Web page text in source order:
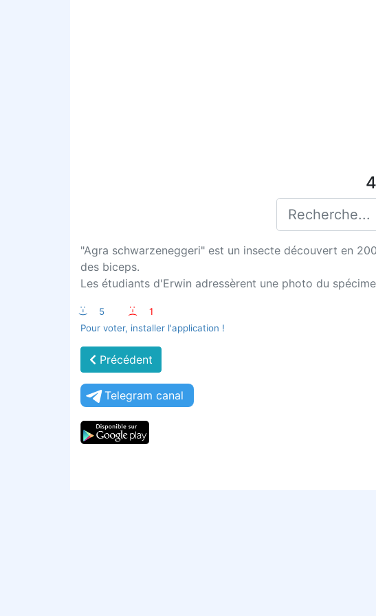
"Agra schwarzeneggeri" est un insecte découvert en
des biceps.
Les étudiants d'Erwin adressèrent une photo du
:-) 5 :-(
1
Pour voter, installer l'application !
Précédent
Telegram canal